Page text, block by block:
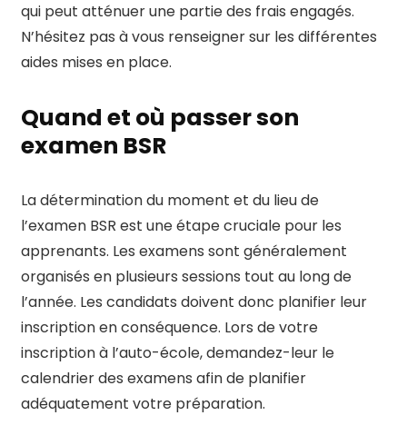
qui peut atténuer une partie des frais engagés.
N’hésitez pas à vous renseigner sur les différentes
aides mises en place.
Quand et où passer son
examen BSR
La détermination du moment et du lieu de
l’examen BSR est une étape cruciale pour les
apprenants. Les examens sont généralement
organisés en plusieurs sessions tout au long de
l’année. Les candidats doivent donc planifier leur
inscription en conséquence. Lors de votre
inscription à l’auto-école, demandez-leur le
calendrier des examens afin de planifier
adéquatement votre préparation.